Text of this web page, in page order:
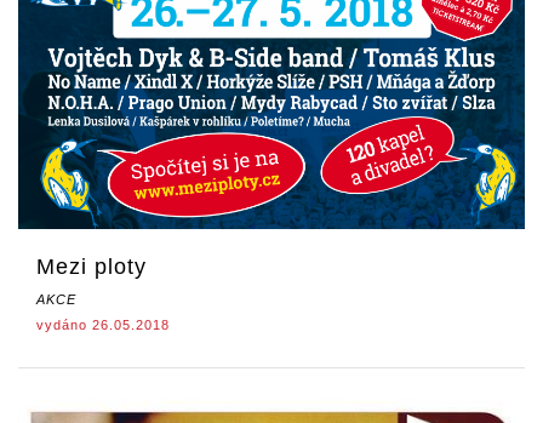
Mezi ploty
AKCE
vydáno 26.05.2018